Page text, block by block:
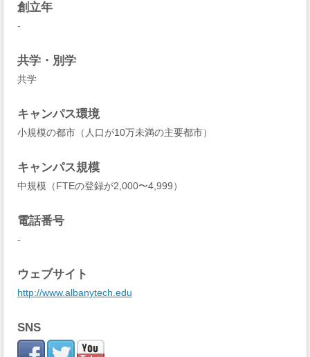
創立年
-
共学・別学
共学
キャンパス環境
小規模の都市（人口が10万未満の主要都市）
キャンパス規模
中規模（FTEの登録が2,000〜4,999）
電話番号
-
ウェブサイト
http://www.albanytech.edu
SNS